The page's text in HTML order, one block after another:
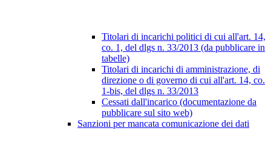
Titolari di incarichi politici di cui all'art. 14,
co. 1, del dlgs n. 33/2013 (da pubblicare in
tabelle)
Titolari di incarichi di amministrazione, di
direzione o di governo di cui all'art. 14, co.
1-bis, del dlgs n. 33/2013
Cessati dall'incarico (documentazione da
pubblicare sul sito web)
Sanzioni per mancata comunicazione dei dati